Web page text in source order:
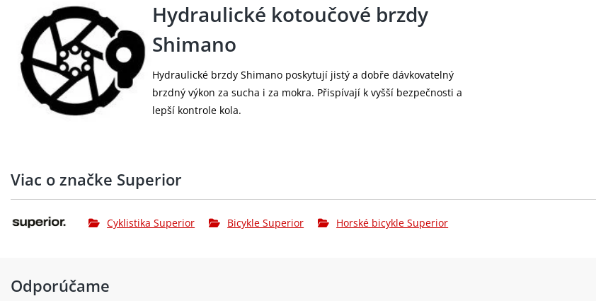
Hydraulické kotoučové brzdy
Shimano
Hydraulické brzdy Shimano poskytují jistý a dobře dávkovatelný
brzdný výkon za sucha i za mokra. Přispívají k vyšší bezpečnosti a
lepší kontrole kola.
Viac o značke Superior
Cyklistika Superior Bicykle Superior Horské bicykle Superior
Odporúčame